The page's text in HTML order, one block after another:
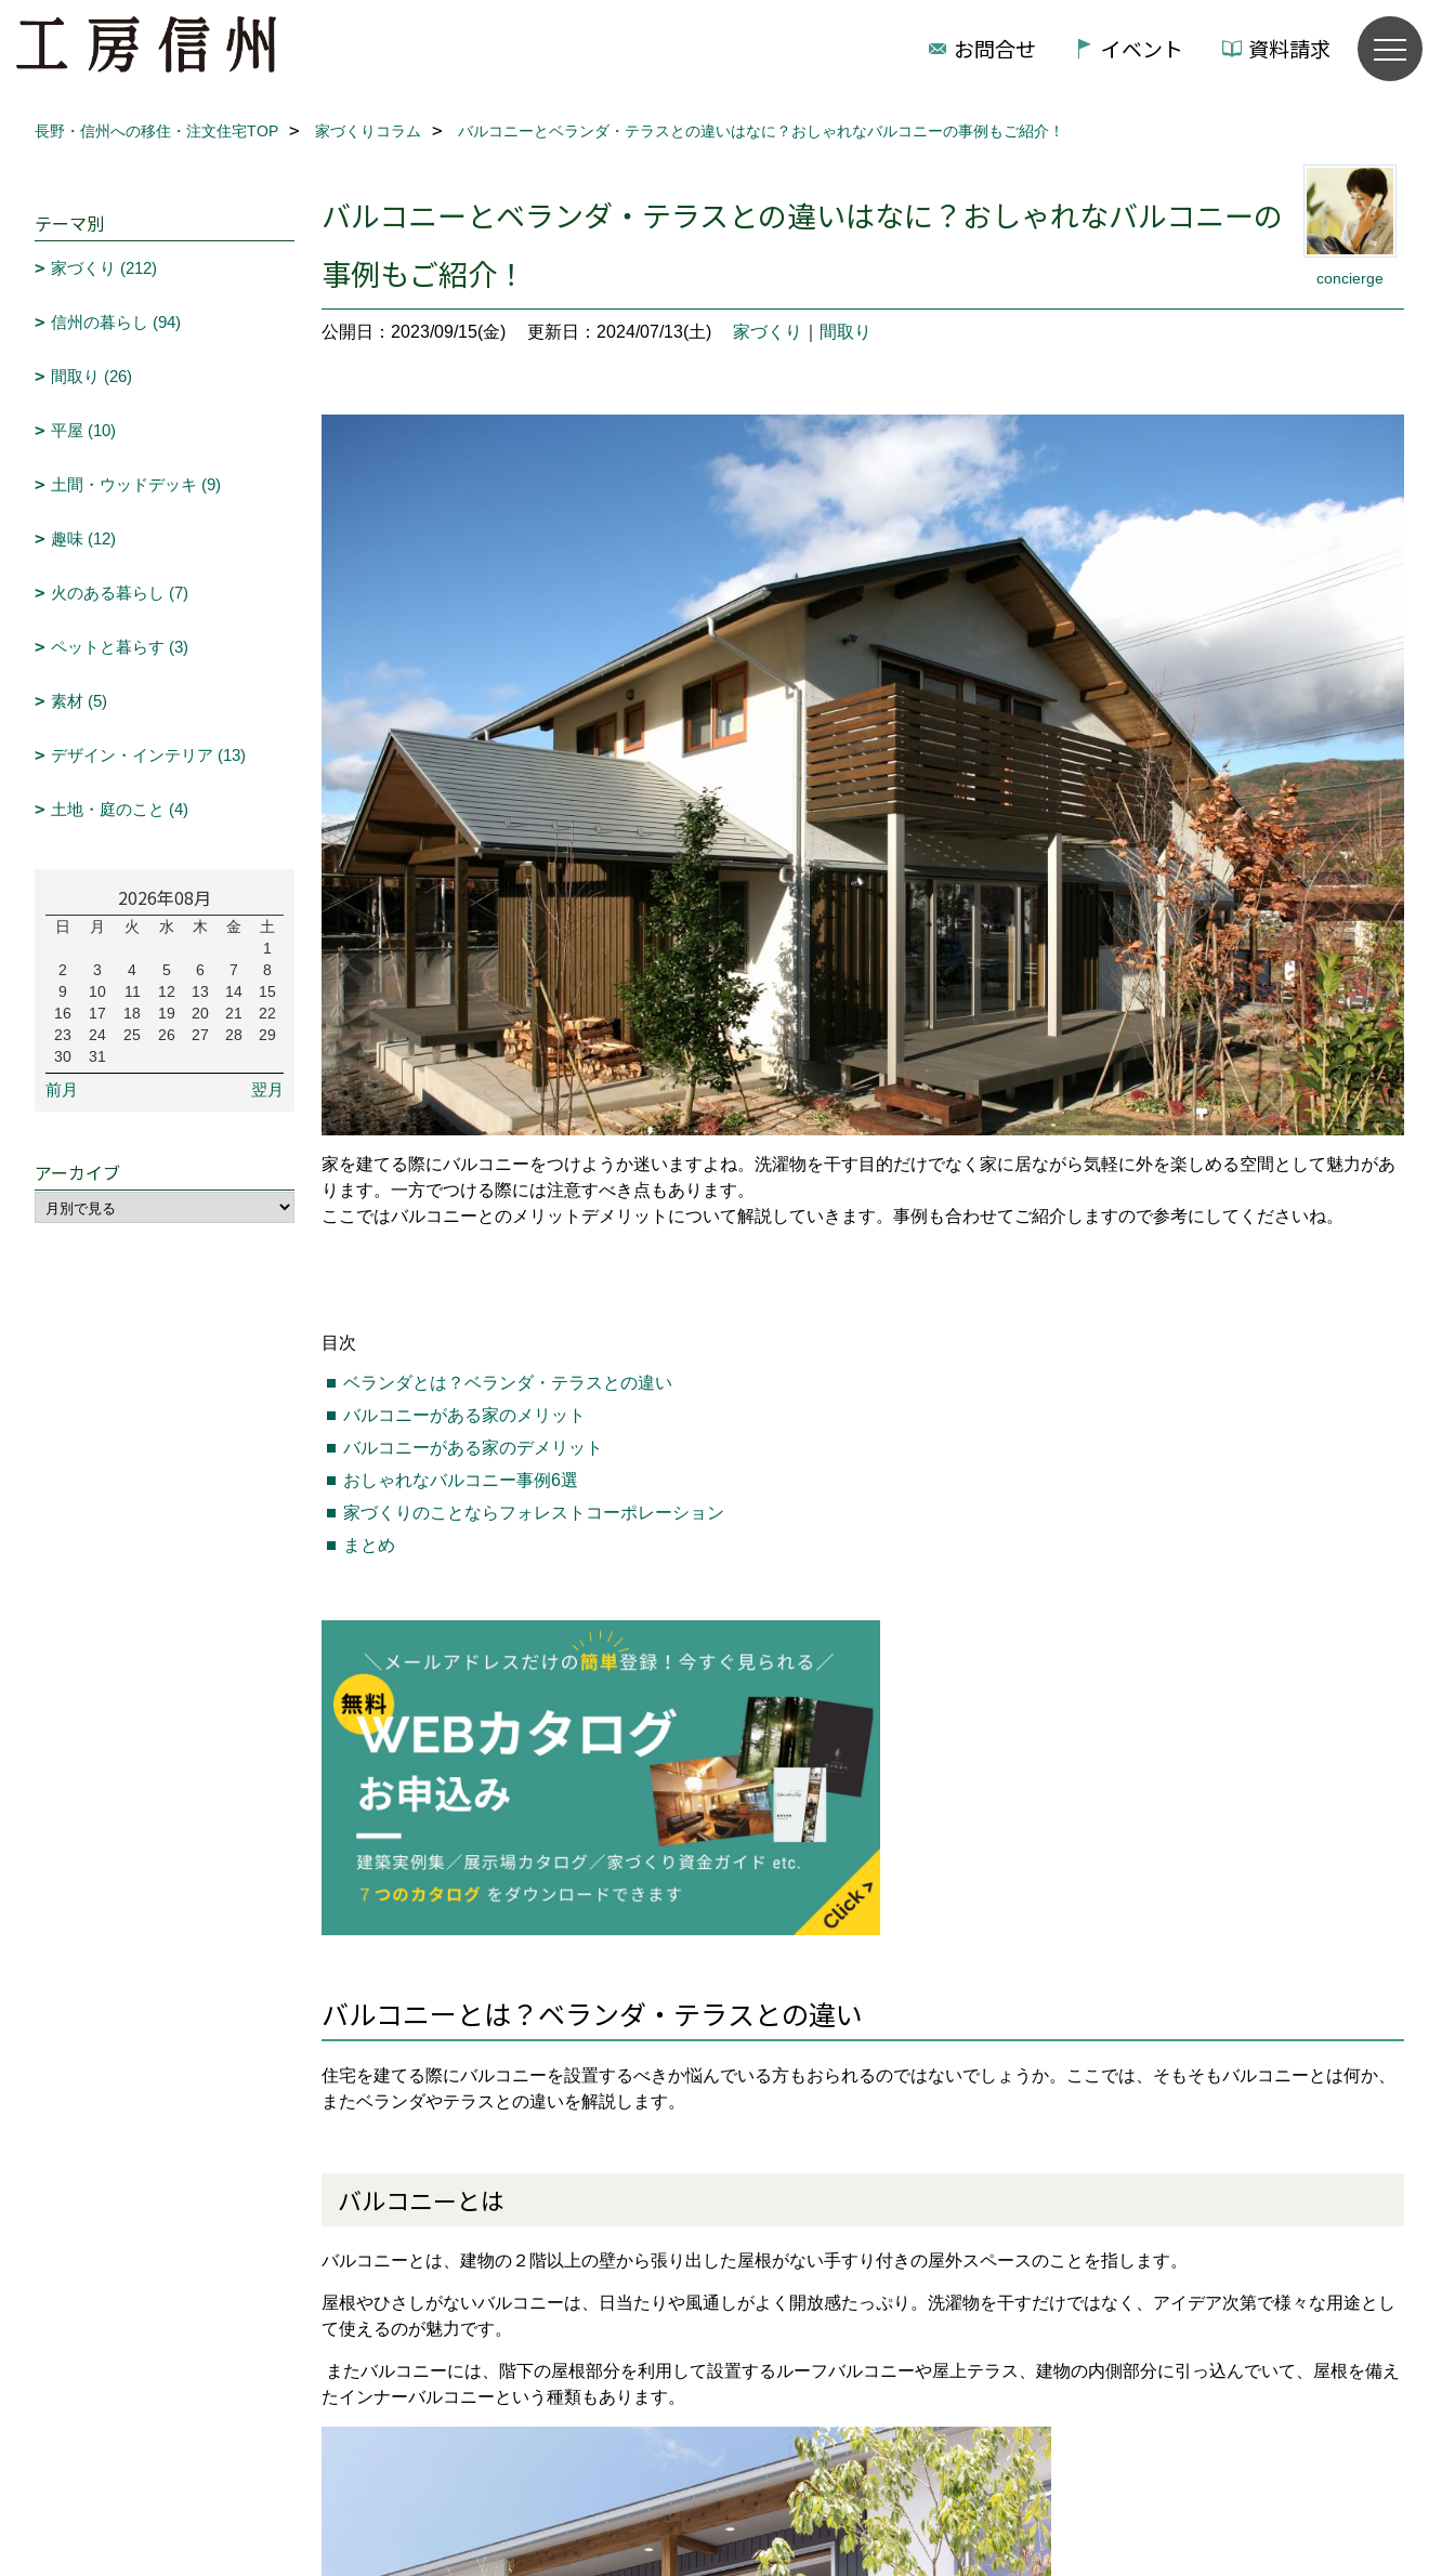
お問合せ イベント 資料請求
長野・信州への移住・注文住宅TOP 家づくりコラム バルコニーとベランダ・テラスとの違いはなに？おしゃれなバルコニーの事例もご紹介！
concierge
バルコニーとベランダ・テラスとの違いはなに？おしゃれなバルコニーの
事例もご紹介！
公開日：2023/09/15(金) 更新日：2024/07/13(土) 家づくり 間取り
家を建てる際にバルコニーをつけようか迷いますよね。洗濯物を干す目的だけでなく家に居ながら気軽に外を楽しめる空間として魅力があ
ります。一方でつける際には注意すべき点もあります。
ここではバルコニーとのメリットデメリットについて解説していきます。事例も合わせてご紹介しますので参考にしてくださいね。
目次
ベランダとは？ベランダ・テラスとの違い
バルコニーがある家のメリット
バルコニーがある家のデメリット
おしゃれなバルコニー事例6選
家づくりのことならフォレストコーポレーション
まとめ
バルコニーとは？ベランダ・テラスとの違い
住宅を建てる際にバルコニーを設置するべきか悩んでいる方もおられるのではないでしょうか。ここでは、そもそもバルコニーとは何か、
またベランダやテラスとの違いを解説します。
バルコニーとは
バルコニーとは、建物の２階以上の壁から張り出した屋根がない手すり付きの屋外スペースのことを指します。
屋根やひさしがないバルコニーは、日当たりや風通しがよく開放感たっぷり。洗濯物を干すだけではなく、アイデア次第で様々な用途とし
て使えるのが魅力です。
またバルコニーには、階下の屋根部分を利用して設置するルーフバルコニーや屋上テラス、建物の内側部分に引っ込んでいて、屋根を備え
たインナーバルコニーという種類もあります。
テーマ別
家づくり (212)
信州の暮らし (94)
間取り (26)
平屋 (10)
土間・ウッドデッキ (9)
趣味 (12)
火のある暮らし (7)
ペットと暮らす (3)
素材 (5)
デザイン・インテリア (13)
土地・庭のこと (4)
2026年08月
日 月 火 水 木 金
土
1
2
3 4 5 6 7
8
9
10 11 12 13 14
15
16
17 18 19 20 21
22
23
24 25 26 27 28
29
30
31
前月 翌月
アーカイブ